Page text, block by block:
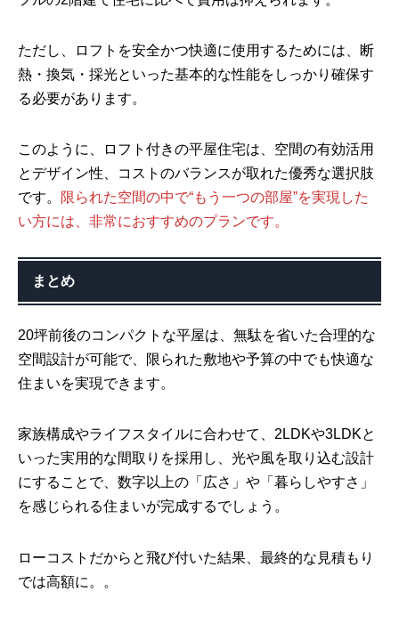
ただし、ロフトを安全かつ快適に使用するためには、断
熱・換気・採光といった基本的な性能をしっかり確保す
る必要があります。
このように、ロフト付きの平屋住宅は、空間の有効活用
とデザイン性、コストのバランスが取れた優秀な選択肢
です。
限られた空間の中で“もう一つの部屋”を実現した
い方には、非常におすすめのプランです。
まとめ
20坪前後のコンパクトな平屋は、無駄を省いた合理的な
空間設計が可能で、限られた敷地や予算の中でも快適な
住まいを実現できます。
家族構成やライフスタイルに合わせて、2LDKや3LDKと
いった実用的な間取りを採用し、光や風を取り込む設計
にすることで、数字以上の「広さ」や「暮らしやすさ」
を感じられる住まいが完成するでしょう。
ローコストだからと飛び付いた結果、最終的な見積もり
では高額に。。